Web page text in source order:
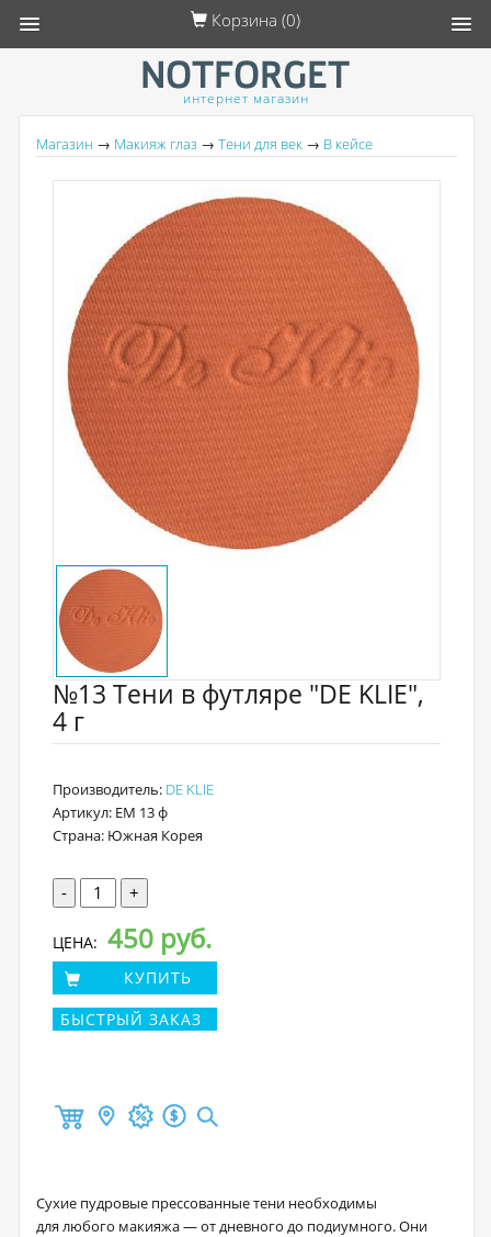
интернет магазин
Магазин → Макияж глаз → Тени для век → В кейсе
№13 Тени в футляре "DE KLIE",
4 г
Производитель: DE KLIE
Артикул: EM 13 ф
Страна: Южная Корея
- +
ЦЕНА: 450 руб.
КУПИТЬ
БЫСТРЫЙ ЗАКАЗ
Сухие пудровые прессованные тени необходимы
для любого макияжа — от дневного до подиумного. Они
Корзина (0)